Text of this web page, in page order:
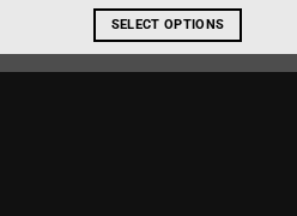
SELECT OPTIONS
This
product